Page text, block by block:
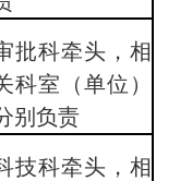
批科牵头，相
科室（单位）
别负责
技科牵头，相